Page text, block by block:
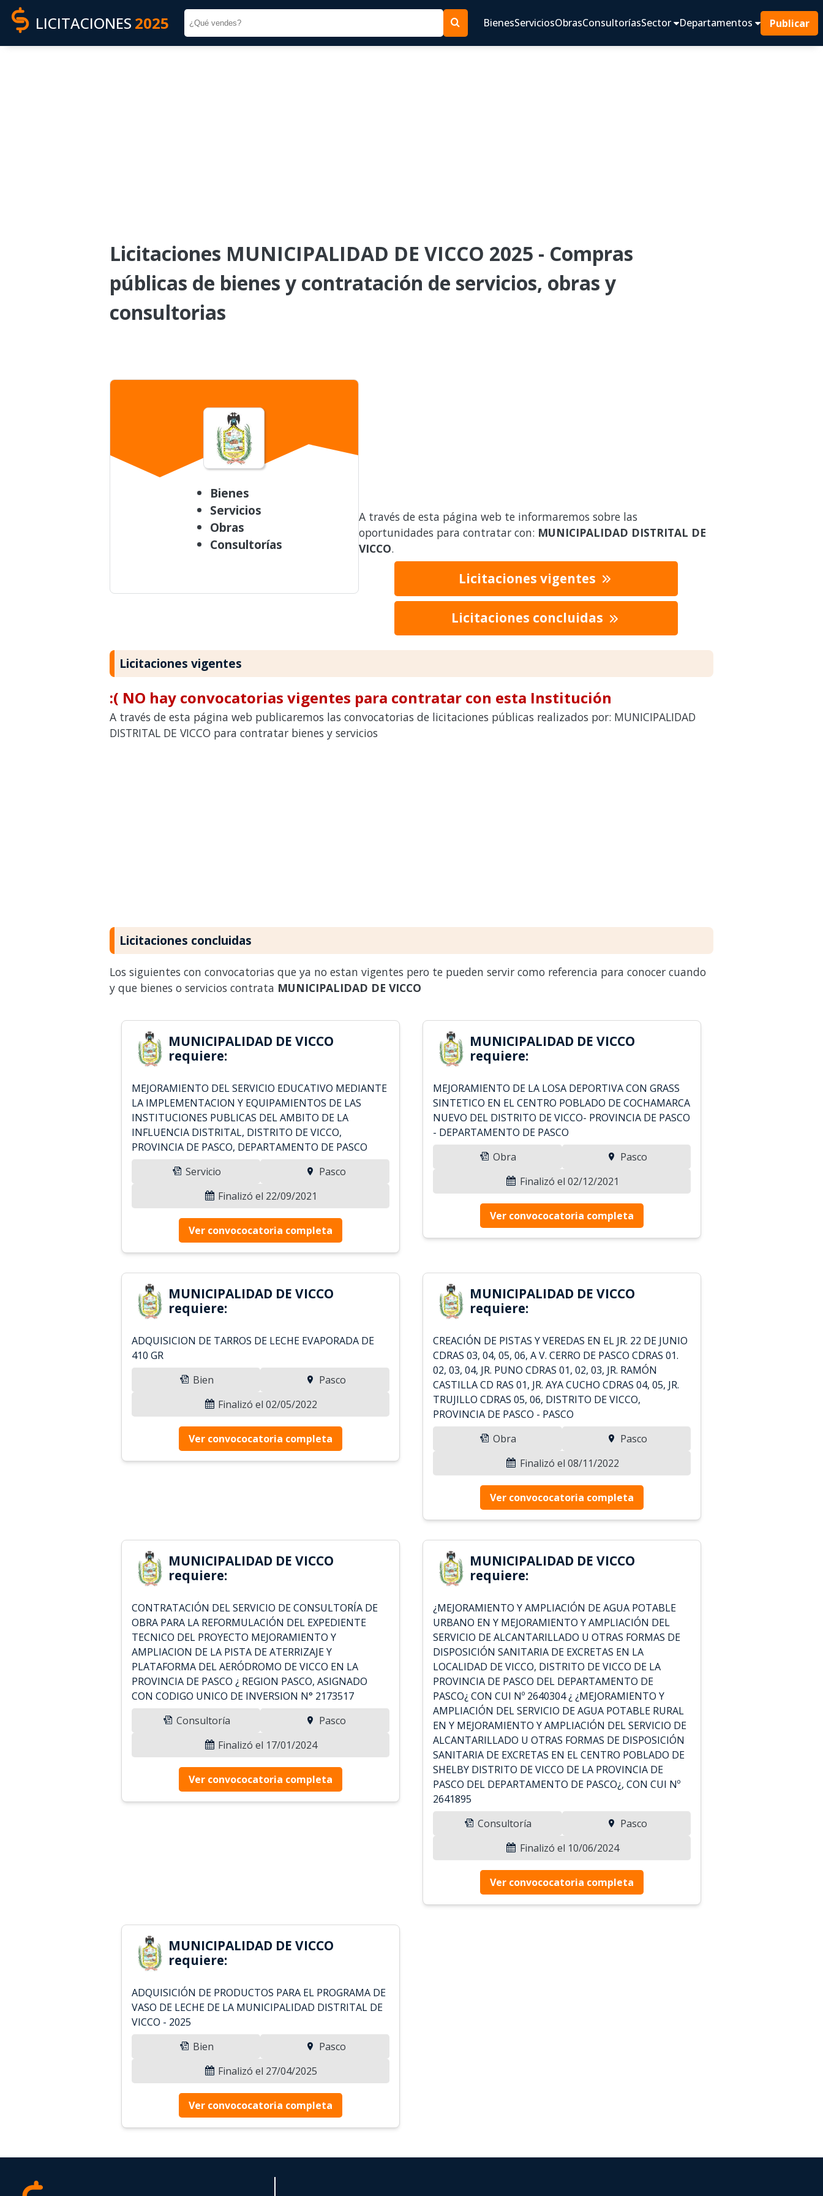
LICITACIONES 2025 BienesServiciosObrasConsultoríasSector Departamentos Publicar
Licitaciones MUNICIPALIDAD DE VICCO 2025 - Compras
públicas de bienes y contratación de servicios, obras y
consultorias
Bienes
Servicios
Obras
Consultorías
A través de esta página web te informaremos sobre las
oportunidades para contratar con: MUNICIPALIDAD DISTRITAL DE
VICCO.
Licitaciones vigentes
Licitaciones concluidas
Licitaciones vigentes
:( NO hay convocatorias vigentes para contratar con esta Institución
A través de esta página web publicaremos las convocatorias de licitaciones públicas realizados por: MUNICIPALIDAD
DISTRITAL DE VICCO para contratar bienes y servicios
Licitaciones concluidas
Los siguientes con convocatorias que ya no estan vigentes pero te pueden servir como referencia para conocer cuando
y que bienes o servicios contrata MUNICIPALIDAD DE VICCO
MUNICIPALIDAD DE VICCO
requiere:
MEJORAMIENTO DEL SERVICIO EDUCATIVO MEDIANTE
LA IMPLEMENTACION Y EQUIPAMIENTOS DE LAS
INSTITUCIONES PUBLICAS DEL AMBITO DE LA
INFLUENCIA DISTRITAL, DISTRITO DE VICCO,
PROVINCIA DE PASCO, DEPARTAMENTO DE PASCO
Servicio
Pasco
Finalizó el 22/09/2021
Ver convococatoria completa
MUNICIPALIDAD DE VICCO
requiere:
MEJORAMIENTO DE LA LOSA DEPORTIVA CON GRASS
SINTETICO EN EL CENTRO POBLADO DE COCHAMARCA
NUEVO DEL DISTRITO DE VICCO- PROVINCIA DE PASCO
- DEPARTAMENTO DE PASCO
Obra
Pasco
Finalizó el 02/12/2021
Ver convococatoria completa
MUNICIPALIDAD DE VICCO
requiere:
ADQUISICION DE TARROS DE LECHE EVAPORADA DE
410 GR
Bien
Pasco
Finalizó el 02/05/2022
Ver convococatoria completa
MUNICIPALIDAD DE VICCO
requiere:
CREACIÓN DE PISTAS Y VEREDAS EN EL JR. 22 DE JUNIO
CDRAS 03, 04, 05, 06, A V. CERRO DE PASCO CDRAS 01.
02, 03, 04, JR. PUNO CDRAS 01, 02, 03, JR. RAMÓN
CASTILLA CD RAS 01, JR. AYA CUCHO CDRAS 04, 05, JR.
TRUJILLO CDRAS 05, 06, DISTRITO DE VICCO,
PROVINCIA DE PASCO - PASCO
Obra
Pasco
Finalizó el 08/11/2022
Ver convococatoria completa
MUNICIPALIDAD DE VICCO
requiere:
CONTRATACIÓN DEL SERVICIO DE CONSULTORÍA DE
OBRA PARA LA REFORMULACIÓN DEL EXPEDIENTE
TECNICO DEL PROYECTO MEJORAMIENTO Y
AMPLIACION DE LA PISTA DE ATERRIZAJE Y
PLATAFORMA DEL AERÓDROMO DE VICCO EN LA
PROVINCIA DE PASCO ¿ REGION PASCO, ASIGNADO
CON CODIGO UNICO DE INVERSION N° 2173517
Consultoría
Pasco
Finalizó el 17/01/2024
Ver convococatoria completa
MUNICIPALIDAD DE VICCO
requiere:
¿MEJORAMIENTO Y AMPLIACIÓN DE AGUA POTABLE
URBANO EN Y MEJORAMIENTO Y AMPLIACIÓN DEL
SERVICIO DE ALCANTARILLADO U OTRAS FORMAS DE
DISPOSICIÓN SANITARIA DE EXCRETAS EN LA
LOCALIDAD DE VICCO, DISTRITO DE VICCO DE LA
PROVINCIA DE PASCO DEL DEPARTAMENTO DE
PASCO¿ CON CUI Nº 2640304 ¿ ¿MEJORAMIENTO Y
AMPLIACIÓN DEL SERVICIO DE AGUA POTABLE RURAL
EN Y MEJORAMIENTO Y AMPLIACIÓN DEL SERVICIO DE
ALCANTARILLADO U OTRAS FORMAS DE DISPOSICIÓN
SANITARIA DE EXCRETAS EN EL CENTRO POBLADO DE
SHELBY DISTRITO DE VICCO DE LA PROVINCIA DE
PASCO DEL DEPARTAMENTO DE PASCO¿, CON CUI Nº
2641895
Consultoría
Pasco
Finalizó el 10/06/2024
Ver convococatoria completa
MUNICIPALIDAD DE VICCO
requiere:
ADQUISICIÓN DE PRODUCTOS PARA EL PROGRAMA DE
VASO DE LECHE DE LA MUNICIPALIDAD DISTRITAL DE
VICCO - 2025
Bien
Pasco
Finalizó el 27/04/2025
Ver convococatoria completa